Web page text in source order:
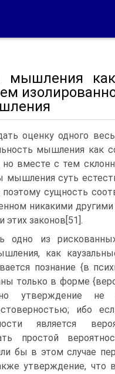
как
оценку одного
мышления как
но вместе с тем
мышления суть
поэтому сущность
никакими
этих законов[51].
одно из
как
познание {в
только в форме
утверждение не
ибо
является
простой
бы в этом случае
утверждение, что